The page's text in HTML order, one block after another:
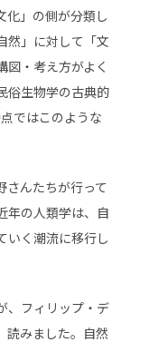
化」の側が分類し
然」に対して「文
・考え方がよく
俗生物学の古典的
ではこのような
んたちが行って
年の人類学は、自
いく潮流に移行し
、フィリップ・デ
読みました。自然